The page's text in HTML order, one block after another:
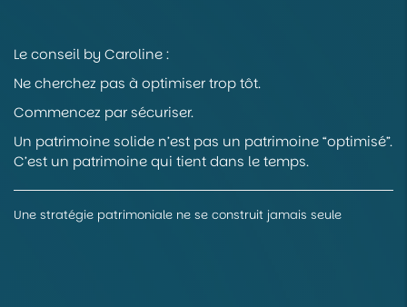
Le conseil by Caroline :
Ne cherchez pas à optimiser trop tôt.
Commencez par sécuriser.
Un patrimoine solide n’est pas un patrimoine “optimisé”.
C’est un patrimoine qui tient dans le temps.
Une stratégie patrimoniale ne se construit jamais seule